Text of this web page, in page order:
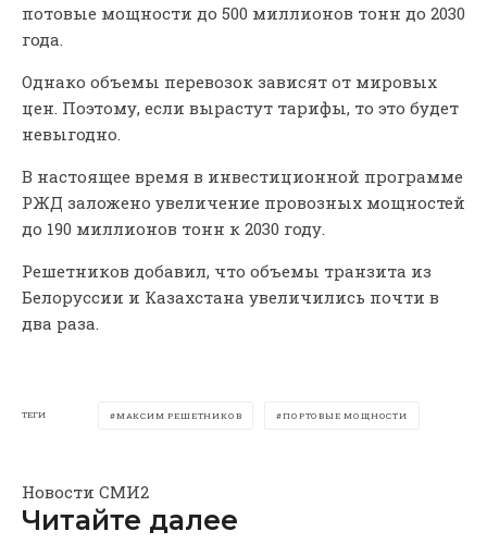
потовые мощности до 500 миллионов тонн до 2030
года.
Однако объемы перевозок зависят от мировых
цен. Поэтому, если вырастут тарифы, то это будет
невыгодно.
В настоящее время в инвестиционной программе
РЖД заложено увеличение провозных мощностей
до 190 миллионов тонн к 2030 году.
Решетников добавил, что объемы транзита из
Белоруссии и Казахстана увеличились почти в
два раза.
ТЕГИ МАКСИМ РЕШЕТНИКОВ ПОРТОВЫЕ МОЩНОСТИ
Новости СМИ2
Читайте далее